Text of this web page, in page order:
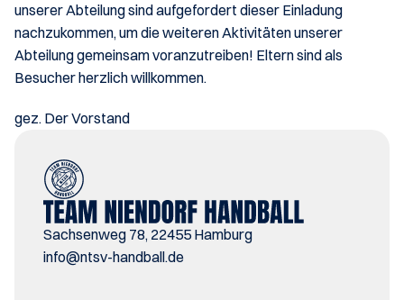
unserer Abteilung sind aufgefordert dieser Einladung
nachzukommen, um die weiteren Aktivitäten unserer
Abteilung gemeinsam voranzutreiben! Eltern sind als
Besucher herzlich willkommen.
gez. Der Vorstand
Sachsenweg 78, 22455 Hamburg
info@ntsv-handball.de